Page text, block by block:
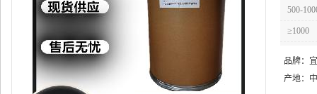
500-
≥1000
品牌：
产地：